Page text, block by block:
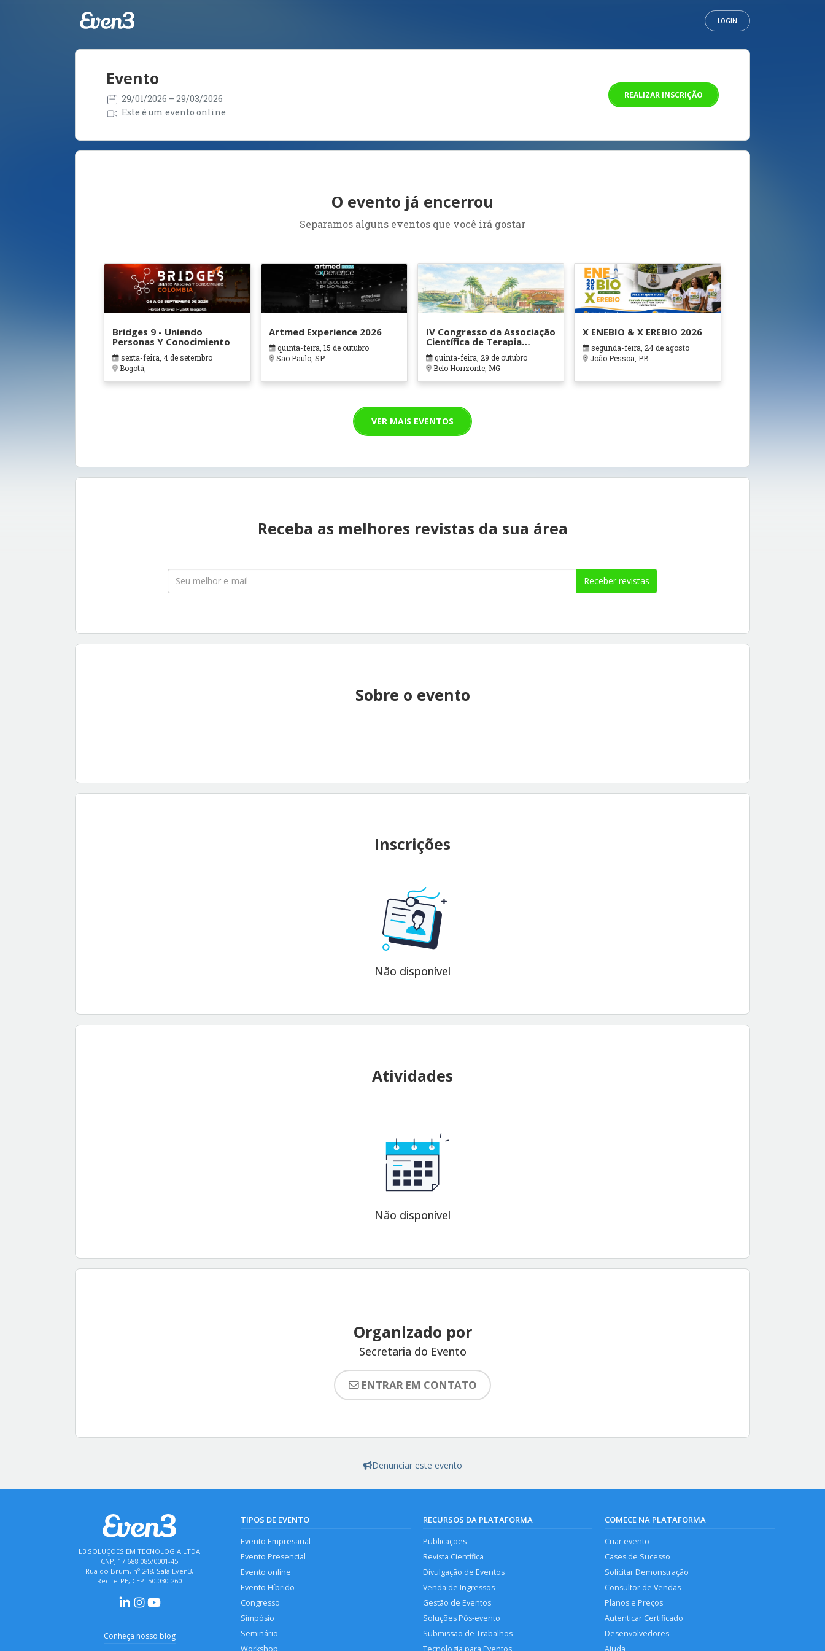
LOGIN
Evento
29/01/2026 – 29/03/2026
Este é um evento online
REALIZAR INSCRIÇÃO
O evento já encerrou
Separamos alguns eventos que você irá gostar
Bridges 9 - Uniendo
Personas Y Conocimiento
sexta-feira, 4 de setembro
Bogotá,
Artmed Experience 2026
quinta-feira, 15 de outubro
Sao Paulo, SP
IV Congresso da Associação
Científica de Terapia
Ocupacional em Contextos
Hospitalares e Cuidados
Paliativos - ATOHOSP
quinta-feira, 29 de outubro
Belo Horizonte, MG
X ENEBIO & X EREBIO 2026
segunda-feira, 24 de agosto
João Pessoa, PB
VER MAIS EVENTOS
Receba as melhores revistas da sua área
Receber revistas
Sobre o evento
Inscrições
Não disponível
Atividades
Não disponível
Organizado por
Secretaria do Evento
ENTRAR EM CONTATO
Denunciar este evento
L3 SOLUÇÕES EM TECNOLOGIA LTDA
CNPJ 17.688.085/0001-45
Rua do Brum, nº 248, Sala Even3,
Recife-PE, CEP: 50.030-260
Conheça nosso blog
TIPOS DE EVENTO
Evento Empresarial
Evento Presencial
Evento online
Evento Híbrido
Congresso
Simpósio
Seminário
Workshop
RECURSOS DA PLATAFORMA
Publicações
Revista Científica
Divulgação de Eventos
Venda de Ingressos
Gestão de Eventos
Soluções Pós-evento
Submissão de Trabalhos
Tecnologia para Eventos
COMECE NA PLATAFORMA
Criar evento
Cases de Sucesso
Solicitar Demonstração
Consultor de Vendas
Planos e Preços
Autenticar Certificado
Desenvolvedores
Ajuda